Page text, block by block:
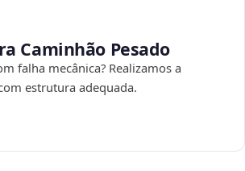
Caminhão Pesado
falha mecânica? Realizamos a
estrutura adequada.